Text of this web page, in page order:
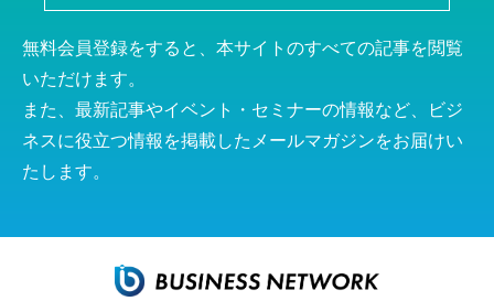
無料会員登録をすると、本サイトのすべての記事を閲覧
いただけます。
また、最新記事やイベント・セミナーの情報など、ビジ
ネスに役立つ情報を掲載したメールマガジンをお届けい
たします。